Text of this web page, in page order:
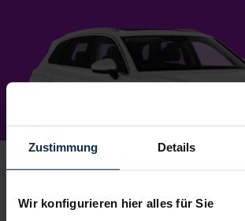
Zustimmung Details
Wir konfigurieren hier alles für Sie